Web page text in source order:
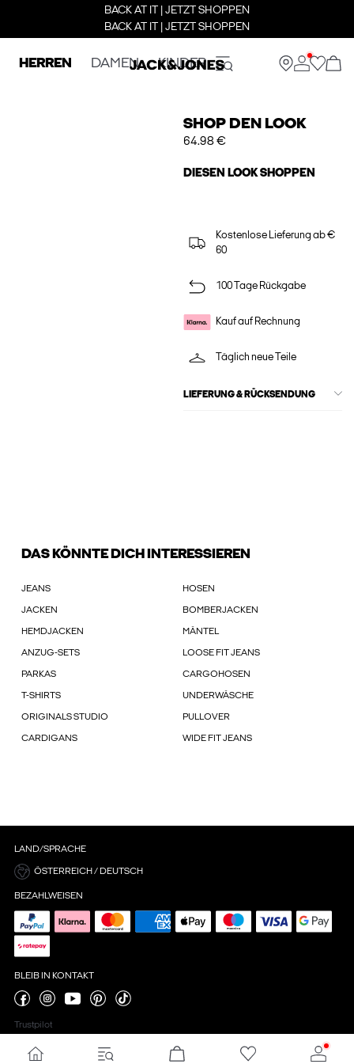
BACK AT IT | JETZT SHOPPEN
BACK AT IT | JETZT SHOPPEN
HERREN DAMEN KINDER
SHOP DEN LOOK
64.98 €
DIESEN LOOK SHOPPEN
Kostenlose Lieferung ab €
60
100 Tage Rückgabe
Kauf auf Rechnung
Täglich neue Teile
LIEFERUNG & RÜCKSENDUNG
DAS KÖNNTE DICH INTERESSIEREN
JEANS HOSEN
JACKEN BOMBERJACKEN
HEMDJACKEN MÄNTEL
ANZUG-SETS LOOSE FIT JEANS
PARKAS CARGOHOSEN
T-SHIRTS UNDERWÄSCHE
ORIGINALS STUDIO PULLOVER
CARDIGANS WIDE FIT JEANS
LAND/SPRACHE
ÖSTERREICH / DEUTSCH
BEZAHLWEISEN
BLEIB IN KONTAKT
Trustpilot